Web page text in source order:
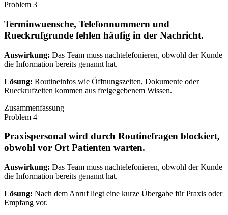
Problem 3
Terminwuensche, Telefonnummern und
Rueckrufgrunde fehlen häufig in der Nachricht.
Auswirkung: Das Team muss nachtelefonieren, obwohl der Kunde
die Information bereits genannt hat.
Lösung: Routineinfos wie Öffnungszeiten, Dokumente oder
Rueckrufzeiten kommen aus freigegebenem Wissen.
Zusammenfassung
Problem 4
Praxispersonal wird durch Routinefragen blockiert,
obwohl vor Ort Patienten warten.
Auswirkung: Das Team muss nachtelefonieren, obwohl der Kunde
die Information bereits genannt hat.
Lösung: Nach dem Anruf liegt eine kurze Übergabe für Praxis oder
Empfang vor.